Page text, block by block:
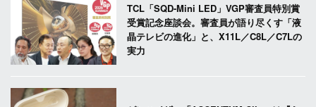
TCL「SQD-Mini LED」VGP審査員特別賞
受賞記念座談会。審査員が語り尽くす「液
晶テレビの進化」と、X11L／C8L／C7Lの
実力